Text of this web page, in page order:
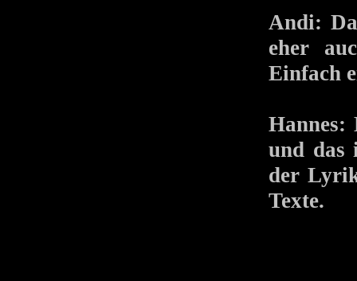
Andi:
eher
Einfach
Hannes:
und das
der
Texte.